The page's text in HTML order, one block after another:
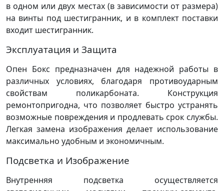
в одном или двух местах (в зависимости от размера)
на винты под шестигранник, и в комплект поставки
входит шестигранник.
Эксплуатация и Защита
Опен Бокс предназначен для надежной работы в
различных условиях, благодаря противоударным
свойствам поликарбоната. Конструкция
ремонтопригодна, что позволяет быстро устранять
возможные повреждения и продлевать срок службы.
Легкая замена изображения делает использование
максимально удобным и экономичным.
Подсветка и Изображение
Внутренняя подсветка осуществляется